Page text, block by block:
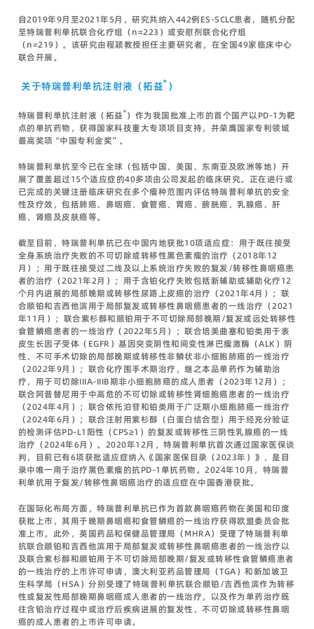
自2019年9月至2021年5月，研究共纳入442例ES-SCLC患者，随机分配
至特瑞普利单抗联合化疗组（n=223）或安慰剂联合化疗组
（n=219）。该研究由程颖教授担任主要研究者，在全国49家临床中心
联合开展。
关于特瑞普利单抗注射液（拓益®）
特瑞普利单抗注射液（拓益®）作为我国批准上市的首个国产以PD-1为靶
点的单抗药物，获得国家科技重大专项项目支持，并荣膺国家专利领域
最高奖项“中国专利金奖”。
特瑞普利单抗至今已在全球（包括中国、美国、东南亚及欧洲等地）开
展了覆盖超过15个适应症的40多项由公司发起的临床研究。正在进行或
已完成的关键注册临床研究在多个瘤种范围内评估特瑞普利单抗的安全
性及疗效，包括肺癌、鼻咽癌、食管癌、胃癌、膀胱癌、乳腺癌、肝
癌、肾癌及皮肤癌等。
截至目前，特瑞普利单抗已在中国内地获批10项适应症：用于既往接受
全身系统治疗失败的不可切除或转移性黑色素瘤的治疗（2018年12
月）；用于既往接受过二线及以上系统治疗失败的复发/转移性鼻咽癌患
者的治疗（2021年2月）；用于含铂化疗失败包括新辅助或辅助化疗12
个月内进展的局部晚期或转移性尿路上皮癌的治疗（2021年4月）；联
合顺铂和吉西他滨用于局部复发或转移性鼻咽癌患者的一线治疗（2021
年11月）；联合紫杉醇和顺铂用于不可切除局部晚期/复发或远处转移性
食管鳞癌患者的一线治疗（2022年5月）；联合培美曲塞和铂类用于表
皮生长因子受体（EGFR）基因突变阴性和间变性淋巴瘤激酶（ALK）阴
性、不可手术切除的局部晚期或转移性非鳞状非小细胞肺癌的一线治疗
（2022年9月）；联合化疗围手术期治疗，继之本品单药作为辅助治
疗，用于可切除IIIA-IIIB期非小细胞肺癌的成人患者（2023年12月）；
联合阿昔替尼用于中高危的不可切除或转移性肾细胞癌患者的一线治疗
（2024年4月）；联合依托泊苷和铂类用于广泛期小细胞肺癌一线治疗
（2024年6月）；联合注射用紫杉醇（白蛋白结合型）用于经充分验证
的检测评估PD-L1阳性（CPS≥1）的复发或转移性三阴性乳腺癌的一线
治疗（2024年6月）。2020年12月，特瑞普利单抗首次通过国家医保谈
判，目前已有6项获批适应症纳入《国家医保目录（2023年）》，是目
录中唯一用于治疗黑色素瘤的抗PD-1单抗药物。2024年10月，特瑞普
利单抗用于复发/转移性鼻咽癌治疗的适应症在中国香港获批。
在国际化布局方面，特瑞普利单抗已作为首款鼻咽癌药物在美国和印度
获批上市，其用于晚期鼻咽癌和食管鳞癌的一线治疗获得欧盟委员会批
准上市。此外，英国药品和保健品管理局（MHRA）受理了特瑞普利单
抗联合顺铂和吉西他滨用于局部复发或转移性鼻咽癌患者的一线治疗以
及联合紫杉醇和顺铂用于不可切除局部晚期/复发或转移性食管鳞癌患者
的一线治疗的上市许可申请，澳大利亚药品管理局（TGA）和新加坡卫
生科学局（HSA）分别受理了特瑞普利单抗联合顺铂/吉西他滨作为转移
性或复发性局部晚期鼻咽癌成人患者的一线治疗，以及作为单药治疗既
往含铂治疗过程中或治疗后疾病进展的复发性、不可切除或转移性鼻咽
癌的成人患者的上市许可申请。